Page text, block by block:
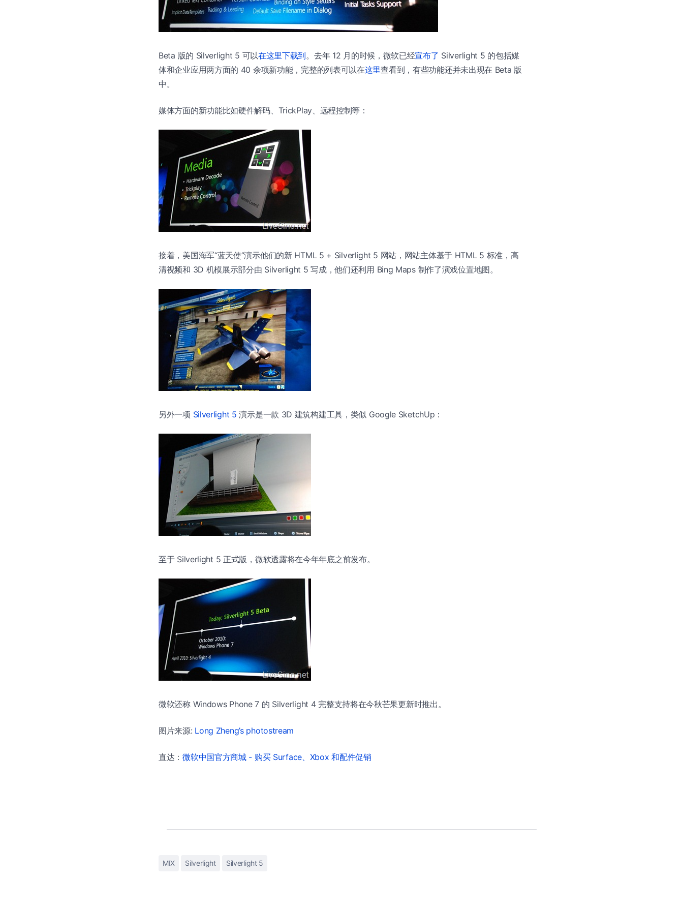
Beta 版的 Silverlight 5 可以在这里下载到。去年 12 月的时候，微软已经宣布了 Silverlight 5 的包括媒
体和企业应用两方面的 40 余项新功能，完整的列表可以在这里查看到，有些功能还并未出现在 Beta 版
中。
媒体方面的新功能比如硬件解码、TrickPlay、远程控制等：
接着，美国海军“蓝天使”演示他们的新 HTML 5 + Silverlight 5 网站，网站主体基于 HTML 5 标准，高
清视频和 3D 机模展示部分由 Silverlight 5 写成，他们还利用 Bing Maps 制作了演戏位置地图。
另外一项 Silverlight 5 演示是一款 3D 建筑构建工具，类似 Google SketchUp：
至于 Silverlight 5 正式版，微软透露将在今年年底之前发布。
微软还称 Windows Phone 7 的 Silverlight 4 完整支持将在今秋芒果更新时推出。
图片来源: Long Zheng’s photostream
直达：微软中国官方商城 - 购买 Surface、Xbox 和配件促销
MIX Silverlight Silverlight 5